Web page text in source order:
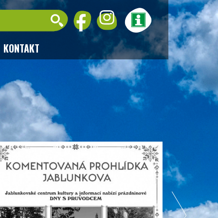
KONTAKT